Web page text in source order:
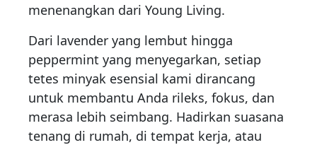
menenangkan dari Young Living.
Dari lavender yang lembut hingga
peppermint yang menyegarkan, setiap
tetes minyak esensial kami dirancang
untuk membantu Anda rileks, fokus, dan
merasa lebih seimbang. Hadirkan suasana
tenang di rumah, di tempat kerja, atau